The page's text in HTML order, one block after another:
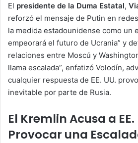
El presidente de la Duma Estatal,
reforzó el mensaje de Putin en
la medida estadounidense como un
empeorará el futuro de Ucrania” y
relaciones entre Moscú y
llama escalada”, enfatizó Volodín,
cualquier respuesta de EE. UU.
inevitable por parte de Rusia.
El Kremlin Acusa a EE.
Provocar una